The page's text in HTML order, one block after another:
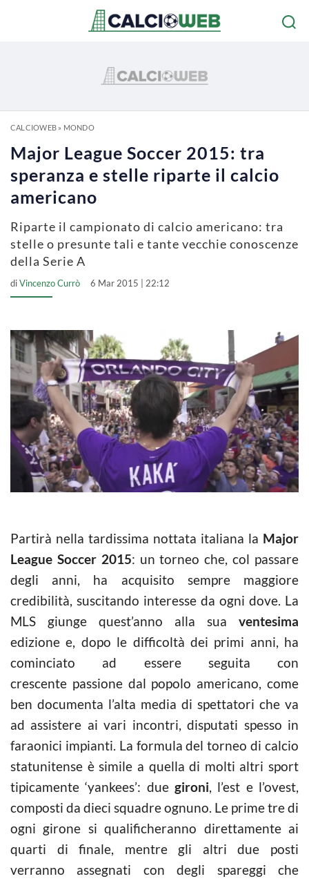
CALCIOWEB» MONDO
Major League Soccer 2015: tra
speranza e stelle riparte il calcio
americano
Riparte il campionato di calcio americano: tra
stelle o presunte tali e tante vecchie conoscenze
della Serie A
diVincenzo Currò 6 Mar 2015 | 22:12
Partirà nella tardissima nottata italiana la Major
League Soccer 2015: un torneo che, col passare
degli anni, ha acquisito sempre maggiore
credibilità, suscitando interesse da ogni dove. La
MLS giunge quest’anno alla sua ventesima
edizione e, dopo le difficoltà dei primi anni, ha
cominciato ad essere seguita con
crescente passione dal popolo americano, come
ben documenta l’alta media di spettatori che va
ad assistere ai vari incontri, disputati spesso in
faraonici impianti. La formula del torneo di calcio
statunitense è simile a quella di molti altri sport
tipicamente ‘yankees’: due gironi, l’est e l’ovest,
composti da dieci squadre ognuno. Le prime tre di
ogni girone si qualificheranno direttamente ai
quarti di finale, mentre gli altri due posti
verranno assegnati con degli spareggi che